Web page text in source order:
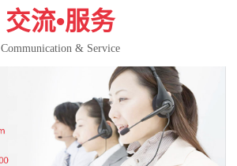
交流•服务
Communication & Service